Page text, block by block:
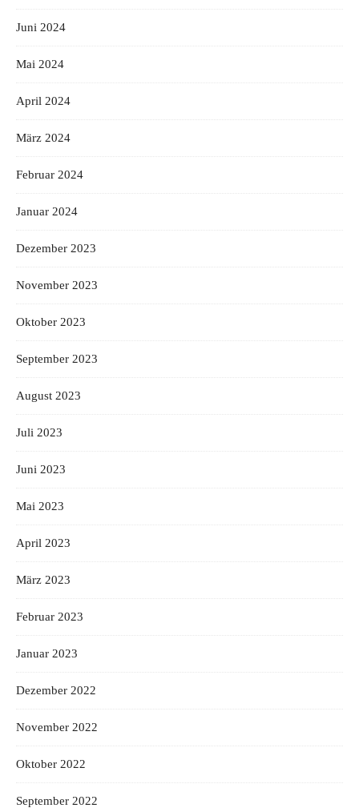
Juni 2024
Mai 2024
April 2024
März 2024
Februar 2024
Januar 2024
Dezember 2023
November 2023
Oktober 2023
September 2023
August 2023
Juli 2023
Juni 2023
Mai 2023
April 2023
März 2023
Februar 2023
Januar 2023
Dezember 2022
November 2022
Oktober 2022
September 2022